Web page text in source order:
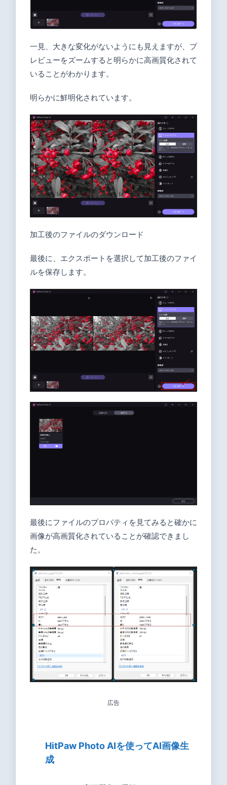
一見、大きな変化がないようにも見えますが、 プ
レビューをズームすると明らかに高画質化されて
いることがわかります。
明らかに鮮明化されています。
加工後のファイルのダウンロード
最後に、エクスポートを選択して加工後のファイ
ルを保存します。
最後にファイルのプロパティを見てみると確かに
画像が高画質化されていることが確認できまし
た。
広告
HitPaw Photo AIを使ってAI画像生
成